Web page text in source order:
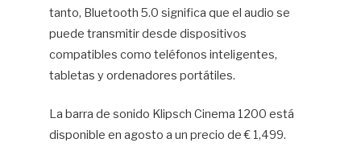
tanto, Bluetooth 5.0 significa que el audio se
puede transmitir desde dispositivos
compatibles como teléfonos inteligentes,
tabletas y ordenadores portátiles.
La barra de sonido Klipsch Cinema 1200 está
disponible en agosto a un precio de € 1,499.